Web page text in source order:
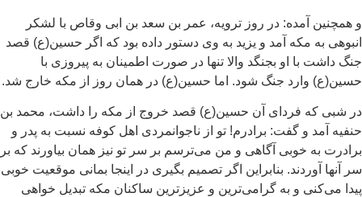
همچنین آمده: در روز ترویه، عمر بن سعد بن ابی وقاص با لشکر
به مکه آمد و یزید به وی دستور داده بود که اگر حسین(ع) قصد
داشت با او بجنگد والا تنها در صورت اطمینان به پیروزی با
وارد جنگ شود. اما حسین(ع) در همان روز از مکه خارج شد.
شبی که فردای آن حسین(ع) قصد خروج از مکه را داشت، محمد بن
آمد و گفت: برادرم! تو از ناجوانمردی اهل کوفه نسبت به پدر و
به خوبی آگاهی و من می‌ترسم بر سر تو نیز همان بیاورند که بر
آنها آوردند. بنابراین اگر تصمیم بگیری در اینجا بمانی موقعیت خوبی
می‌کنی و به گرامی‌ترین و عزیزترین ساکنان مکه تبدیل خواهی